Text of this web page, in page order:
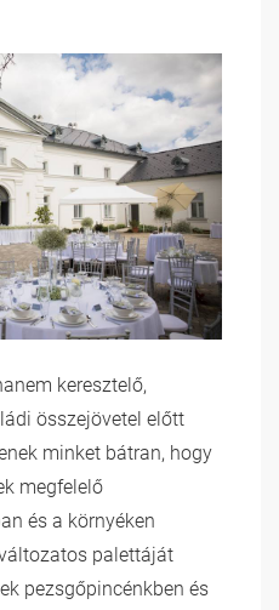
keresztelő,
összejövetel előtt
minket bátran, hogy
megfelelő
és a környéken
palettáját
pezsgőpincénkben és